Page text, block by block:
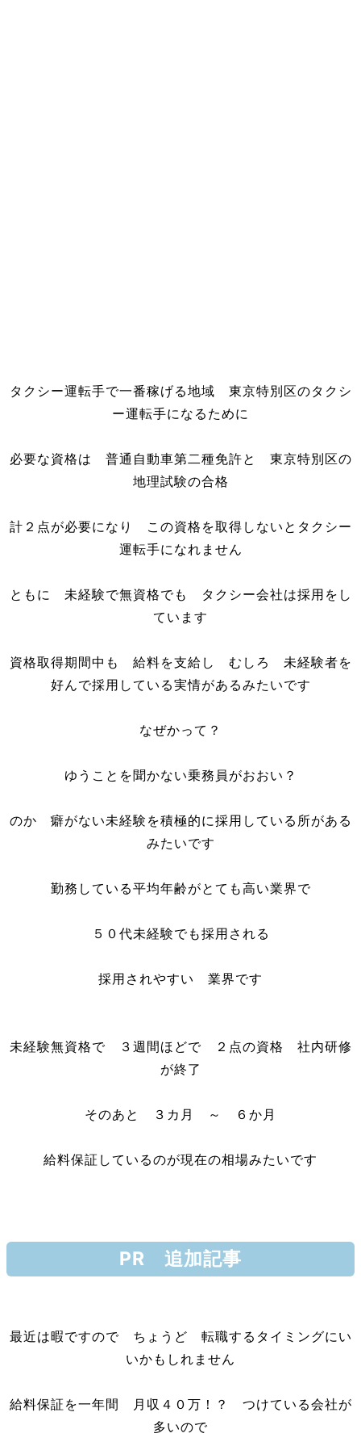
タクシー運転手で一番稼げる地域 東京特別区のタクシ
ー運転手になるために
必要な資格は 普通自動車第二種免許と 東京特別区の
地理試験の合格
計２点が必要になり この資格を取得しないとタクシー
運転手になれません
ともに 未経験で無資格でも タクシー会社は採用をし
ています
資格取得期間中も 給料を支給し むしろ 未経験者を
好んで採用している実情があるみたいです
なぜかって？
ゆうことを聞かない乗務員がおおい？
のか 癖がない未経験を積極的に採用している所がある
みたいです
勤務している平均年齢がとても高い業界で
５０代未経験でも採用される
採用されやすい 業界です
未経験無資格で ３週間ほどで ２点の資格 社内研修
が終了
そのあと ３カ月 ～ ６か月
給料保証しているのが現在の相場みたいです
PR 追加記事
最近は暇ですので ちょうど 転職するタイミングにい
いかもしれません
給料保証を一年間 月収４０万！？ つけている会社が
多いので